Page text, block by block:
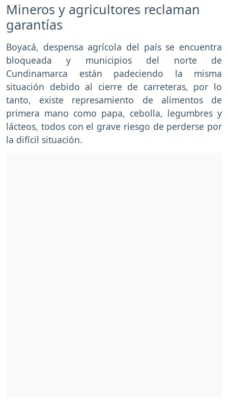
Mineros y agricultores reclaman
garantías
Boyacá, despensa agrícola del país se encuentra
bloqueada y municipios del norte de
Cundinamarca están padeciendo la misma
situación debido al cierre de carreteras, por lo
tanto, existe represamiento de alimentos de
primera mano como papa, cebolla, legumbres y
lácteos, todos con el grave riesgo de perderse por
la difícil situación.